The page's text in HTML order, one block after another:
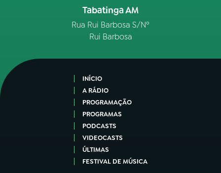
Tabatinga AM
Rua Rui Barbosa S/Nº
Rui Barbosa
INÍCIO
A RÁDIO
PROGRAMAÇÃO
PROGRAMAS
PODCASTS
VIDEOCASTS
ÚLTIMAS
FESTIVAL DE MÚSICA